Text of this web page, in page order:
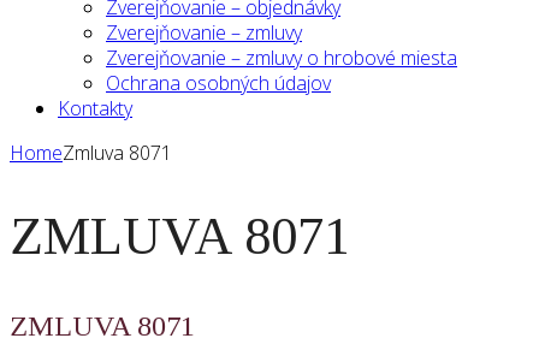
Zverejňovanie – objednávky
Zverejňovanie – zmluvy
Zverejňovanie – zmluvy o hrobové miesta
Ochrana osobných údajov
Kontakty
HomeZmluva 8071
ZMLUVA 8071
ZMLUVA 8071